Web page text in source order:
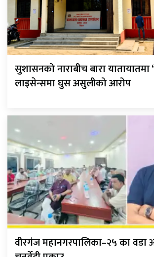
सुशासनको नाराबीच बारा यातायातमा
लाइसेन्समा घुस असुलीको आरोप
वीरगंज महानगरपालिका–२५ का वडा